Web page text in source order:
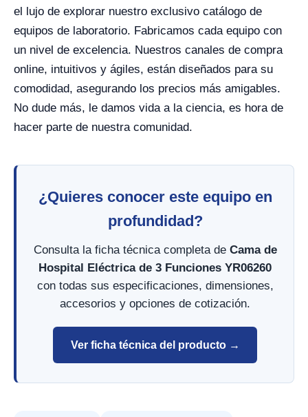
el lujo de explorar nuestro exclusivo catálogo de
equipos de laboratorio. Fabricamos cada equipo con
un nivel de excelencia. Nuestros canales de compra
online, intuitivos y ágiles, están diseñados para su
comodidad, asegurando los precios más amigables.
No dude más, le damos vida a la ciencia, es hora de
hacer parte de nuestra comunidad.
¿Quieres conocer este equipo en
profundidad?
Consulta la ficha técnica completa de Cama de
Hospital Eléctrica de 3 Funciones YR06260
con todas sus especificaciones, dimensiones,
accesorios y opciones de cotización.
Ver ficha técnica del producto →